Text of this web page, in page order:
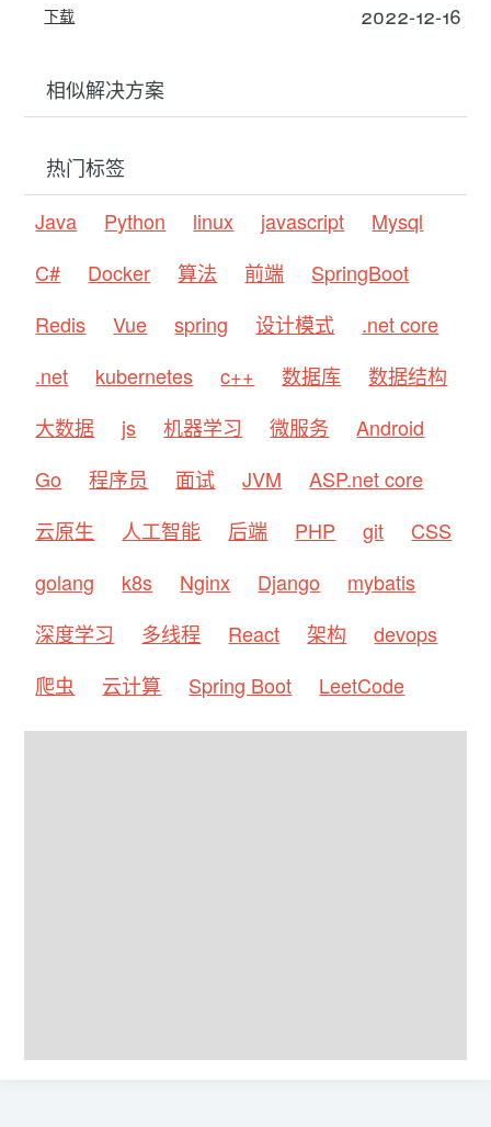
下载 2022-12-16
相似解决方案
热门标签
Java
Python linux javascript
Mysql
C#
Docker 算法 前端
SpringBoot
Redis
Vue spring 设计模式
.net core
.net
kubernetes c++ 数据库
数据结构
大数据
js 机器学习 微服务
Android
Go
程序员 面试 JVM
ASP.net core
云原生
人工智能 后端 PHP git
CSS
golang
k8s Nginx Django
mybatis
深度学习
多线程 React 架构
devops
爬虫
云计算 Spring Boot LeetCode